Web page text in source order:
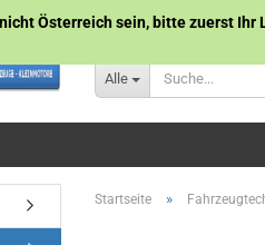
Alle
Österreich sein, bitte zuerst
Startseite »